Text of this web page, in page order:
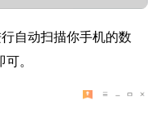
自动扫描你手机的数
。